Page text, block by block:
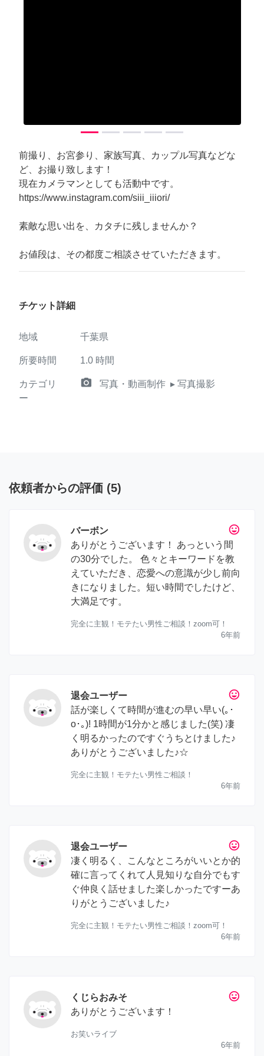
前撮り、お宮参り、家族写真、カップル写真などな
ど、お撮り致します！
現在カメラマンとしても活動中です。
https://www.instagram.com/siii_iiiori/
素敵な思い出を、カタチに残しませんか？
お値段は、その都度ご相談させていただきます。
チケット詳細
地域 千葉県
所要時間 1.0 時間
カテゴリ
ー
camera_alt 写真・動画制作 ▸ 写真撮影
依頼者からの評価 (5)
tag_faces
バーボン
ありがとうございます！ あっという間
の30分でした。 色々とキーワードを教
えていただき、恋愛への意識が少し前向
きになりました。短い時間でしたけど、
大満足です。
完全に主観！モテたい男性ご相談！zoom可！
6年前
tag_faces
退会ユーザー
話が楽しくて時間が進むの早い早い(｡･
о･｡)! 1時間が1分かと感じました(笑) 凄
く明るかったのですぐうちとけました♪
ありがとうございました♪☆
完全に主観！モテたい男性ご相談！
6年前
tag_faces
退会ユーザー
凄く明るく、こんなところがいいとか的
確に言ってくれて人見知りな自分でもす
ぐ仲良く話せました楽しかったですーあ
りがとうございました♪
完全に主観！モテたい男性ご相談！zoom可！
6年前
tag_faces
くじらおみそ
ありがとうございます！
お笑いライブ
6年前